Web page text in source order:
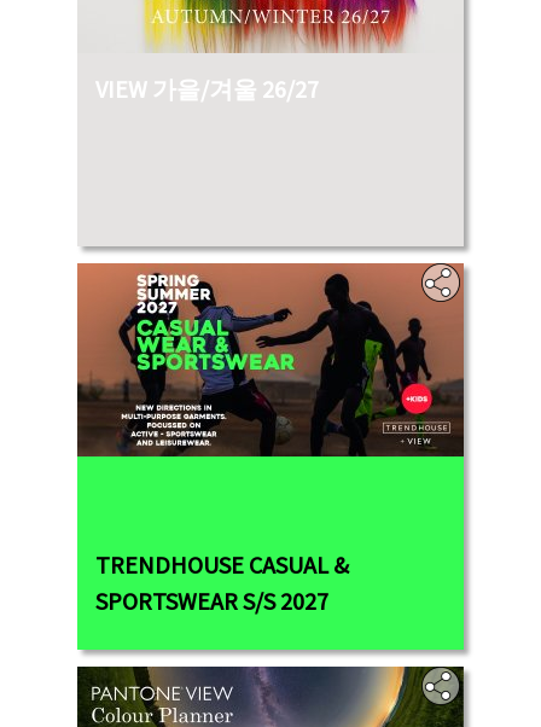
VIEW 가을/겨울 26/27
TRENDHOUSE CASUAL &
SPORTSWEAR S/S 2027